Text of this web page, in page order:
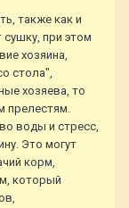
также как и
при этом
хозяина,
стола",
хозяева, то
прелестям.
воды и стресс,
Это могут
корм,
который